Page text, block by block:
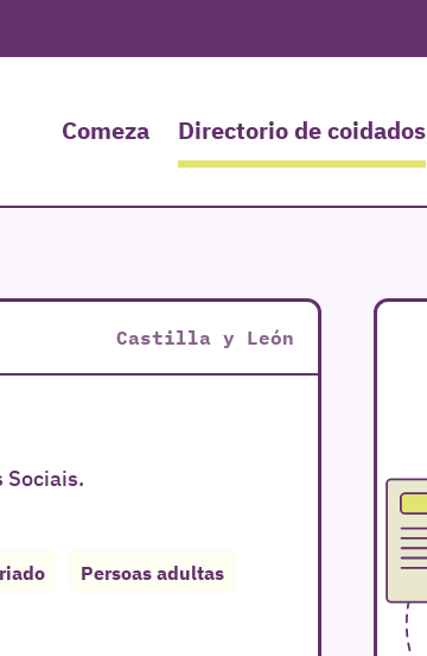
Comeza Directorio de coidados
Castilla y León
Sociais.
Persoas adultas